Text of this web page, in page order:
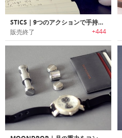
STICS｜9つのアクションで手持ち無沙汰を解消するフィジッティングデバイス「スティックス」
販売終了 +444